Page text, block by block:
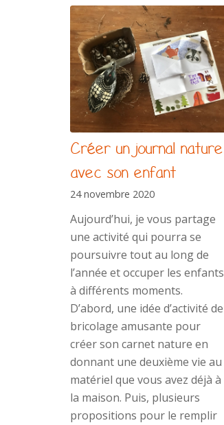
Créer un journal nature
avec son enfant
24 novembre 2020
Aujourd’hui, je vous partage
une activité qui pourra se
poursuivre tout au long de
l’année et occuper les enfants
à différents moments.
D’abord, une idée d’activité de
bricolage amusante pour
créer son carnet nature en
donnant une deuxième vie au
matériel que vous avez déjà à
la maison. Puis, plusieurs
propositions pour le remplir